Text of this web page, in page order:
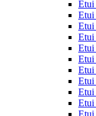
Etui
Etui
Etui
Etui
Etui
Etui
Etui
Etui